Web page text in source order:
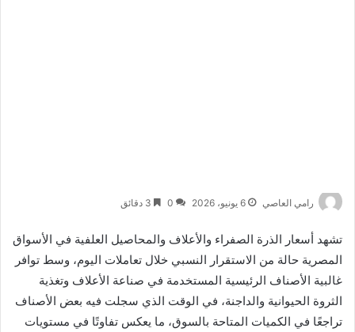
رامي العاصي 6 يونيو، 2026 0
تشهد أسعار الذرة الصفراء والأعلاف والمحاصيل العلفية في الأسواق
المصرية حالة من الاستقرار النسبي خلال تعاملات اليوم، وسط توافر
غالبية الأصناف الرئيسية المستخدمة في صناعة الأعلاف وتغذية
الثروة الحيوانية والداجنة، في الوقت الذي سجلت فيه بعض الأصناف
تراجعًا في الكميات المتاحة بالسوق، ما يعكس تفاوتًا في مستويات